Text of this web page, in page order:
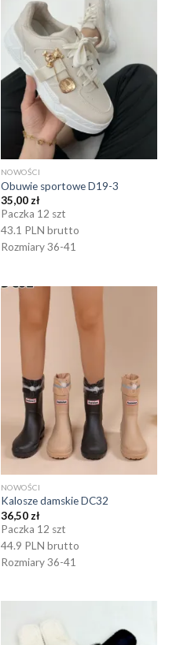
NOWOŚCI
Obuwie sportowe D19-3
35,00 zł
Paczka 12 szt
43.1 PLN brutto
Rozmiary 36-41
NOWOŚCI
Kalosze damskie DC32
36,50 zł
Paczka 12 szt
44.9 PLN brutto
Rozmiary 36-41